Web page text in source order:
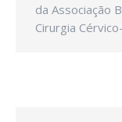
da Associação
Cirurgia